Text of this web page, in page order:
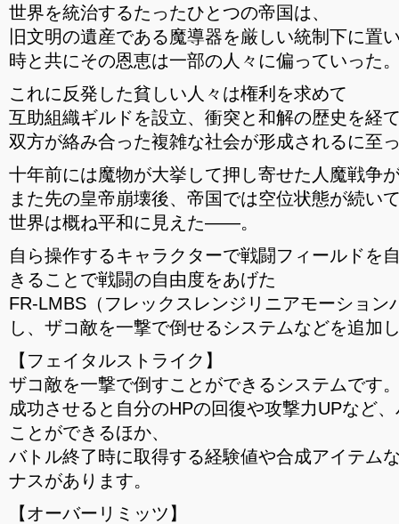
世界を統治するたったひとつの帝国は、
旧文明の遺産である魔導器を厳しい統制下に置
時と共にその恩恵は一部の人々に偏っていった
これに反発した貧しい人々は権利を求めて
互助組織ギルドを設立、衝突と和解の歴史を経
双方が絡み合った複雑な社会が形成されるに至
十年前には魔物が大挙して押し寄せた人魔戦争
また先の皇帝崩壊後、帝国では空位状態が続い
世界は概ね平和に見えた――。
自ら操作するキャラクターで戦闘フィールドを
きることで戦闘の自由度をあげた
FR-LMBS（フレックスレンジリニアモーション
し、ザコ敵を一撃で倒せるシステムなどを追加
【フェイタルストライク】
ザコ敵を一撃で倒すことができるシステムです
成功させると自分のHPの回復や攻撃力UPなど
ことができるほか、
バトル終了時に取得する経験値や合成アイテム
ナスがあります。
【オーバーリミッツ】